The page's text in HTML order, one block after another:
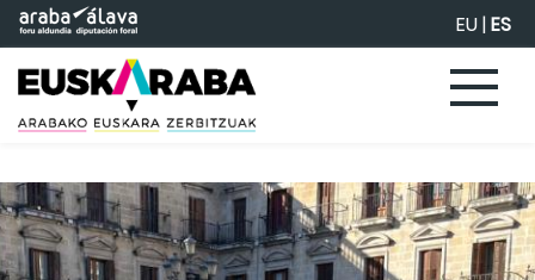
Saltar al contenido principal EU|ES